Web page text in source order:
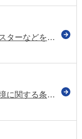
物流効率化法 普及啓発のためのポスターなどを公表（経産省）
職業上の安全及び健康並びに作業環境に関する条約 令和9年4月に発効へ（外務省）